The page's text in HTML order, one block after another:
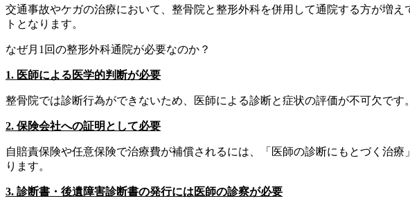
交通事故やケガの治療において、整骨院と整形外科を併用して通院する方が増
トとなります。
なぜ月1回の整形外科通院が必要なのか？
1. 医師による医学的判断が必要
整骨院では診断行為ができないため、医師による診断と症状の評価が不可欠で
2. 保険会社への証明として必要
自賠責保険や任意保険で治療費が補償されるには、「医師の診断にもとづく治
ります。
3. 診断書・後遺障害診断書の発行には医師の診察が必要